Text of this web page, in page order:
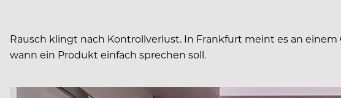
Rausch klingt nach Kontrollverlust. In Frankfurt meint es an
wann ein Produkt einfach sprechen soll.